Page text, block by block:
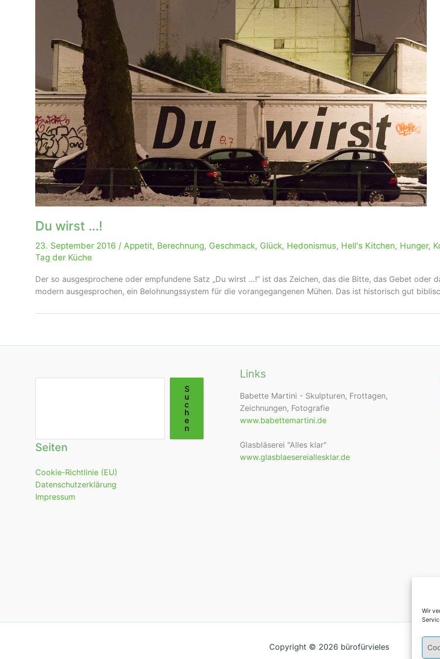
Wir
Du wirst …!
23. September 2016 / Appetit, Berechnung, Geschmack, Glück, Hedonismus, Hell's Kitchen, Hunger,
Tag der Küche
Der so ausgesprochene oder empfundene Satz „Du wirst …!“ ist das Zeichen, das die Bitte, das Gebet oder
modern ausgesprochen, ein Belohnungssystem für die vorangegangenen Mühen. Das ist historisch gut
S
u
c
h
e
n
Seiten
Cookie-Richtlinie (EU)
Datenschutzerklärung
Impressum
Links
Babette Martini - Skulpturen, Frottagen,
Zeichnungen, Fotografie
www.babettemartini.de
Glasbläserei "Alles klar"
www.glasblaesereiallesklar.de
Copyright © 2026 bürofürvieles